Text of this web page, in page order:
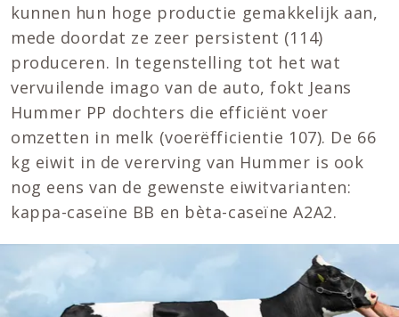
kunnen hun hoge productie gemakkelijk aan,
mede doordat ze zeer persistent (114)
produceren. In tegenstelling tot het wat
vervuilende imago van de auto, fokt Jeans
Hummer PP dochters die efficiënt voer
omzetten in melk (voerëfficientie 107). De 66
kg eiwit in de vererving van Hummer is ook
nog eens van de gewenste eiwitvarianten:
kappa-caseïne BB en bèta-caseïne A2A2.